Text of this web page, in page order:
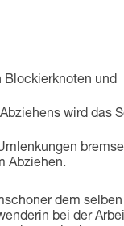
Blockierknoten und
wird das
Abziehen.
dem selben
bei der